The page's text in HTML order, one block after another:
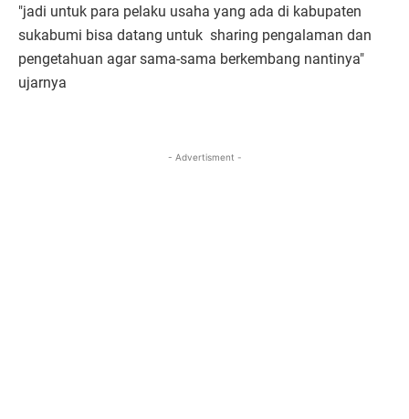
"jadi untuk para pelaku usaha yang ada di kabupaten
sukabumi bisa datang untuk sharing pengalaman dan
pengetahuan agar sama-sama berkembang nantinya"
ujarnya
- Advertisment -